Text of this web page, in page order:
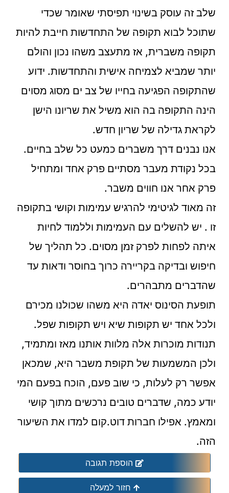
שלב זה עוסק בשינוי תפיסתי שאומר שכדי
שתוכל לבוא תקופה של התחדשות חייבת להיות
תקופה משברית, אז מתעצב משהו נכון והולם
יותר שמביא לצמיחה אישית והתחדשות. ידוע
שהתקופה הפגיעה בחייו של צב ים מסוג מסוים
הינה התקופה בה הוא משיל את שריונו הישן
לקראת גדילה של שריון חדש.
אנו נבנים דרך משברים כמעט כל שלב בחיים.
בכל נקודת מעבר מסתיים פרק אחד ומתחיל
פרק אחר אנו חווים משבר.
זה מאוד לגיטימי להרגיש עמימות וקושי בתקופה
זו . יש להשלים עם העמימות וללמוד לחיות
איתה לפחות לפרק זמן מסוים. כל תהליך של
חיפוש ובדיקה בקריירה כרוך בחוסר ודאות עד
שהדברים מתבהרים.
תופעת הסינוס יאדה היא משהו שכולנו מכירם
ולכל אחד יש תקופות שיא ויש תקופות שפל.
תנודות מוכרות אלה מלוות אותנו מאז ומתמיד,
ולכן המשמעות של תקופת משבר היא, שמכאן
אפשר רק לעלות, כי שוב פעם, הוכח בפעם המי
יודע כמה, שדברים טובים נרכשים מתוך קושי
ומאמץ. אפילו חברות דוט.קום למדו את השיעור
הזה.
הוספת תגובה
חזור למעלה